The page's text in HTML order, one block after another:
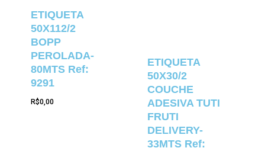
ETIQUETA
50X112/2
BOPP
PEROLADA-
80MTS Ref:
9291
R$0,00
ETIQUETA
50X30/2
COUCHE
ADESIVA TUTI
FRUTI
DELIVERY-
33MTS Ref: